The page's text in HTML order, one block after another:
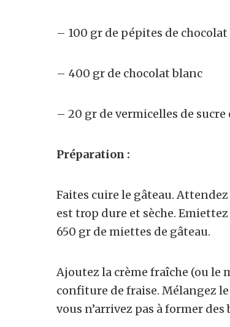
– 100 gr de pépites de
– 400 gr de chocolat blanc
– 20 gr de vermicelles de sucre
Préparation :
Faites cuire le gâteau.
est trop dure et sèche.
650 gr de miettes de gâteau.
Ajoutez la crème fraîche (ou le
confiture de fraise. Mélangez
vous n’arrivez pas à former